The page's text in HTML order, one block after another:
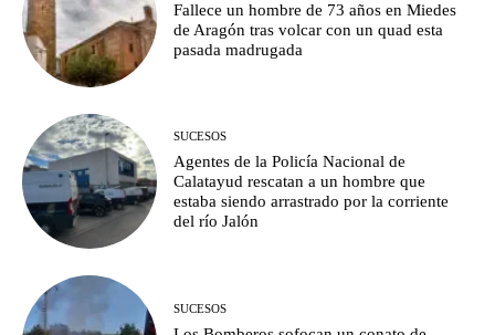
Fallece un hombre de 73 años en Miedes
de Aragón tras volcar con un quad esta
pasada madrugada
SUCESOS
Agentes de la Policía Nacional de
Calatayud rescatan a un hombre que
estaba siendo arrastrado por la corriente
del río Jalón
SUCESOS